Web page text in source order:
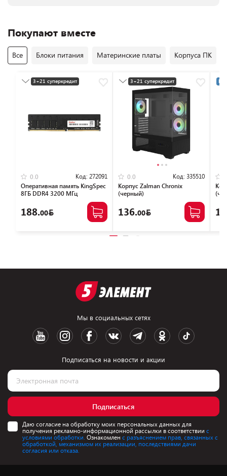
Покупают вместе
Все Блоки питания Материнские платы Корпуса ПК
3+21 суперкредит
0.0 Код: 272091
Оперативная память KingSpec
8ГБ DDR4 3200 МГц
188.00
3+21 суперкредит
Разумная цена
0.0 Код: 335510
Корпус Zalman Chronix
(черный)
136.00
Мы в социальных сетях
Подписаться на новости и акции
Подписаться
Даю согласие на обработку моих персональных данных для
получения рекламно-информационной рассылки в соответствии с
условиями обработки. Ознакомлен с разъяснением прав, связанных с
обработкой, механизмом их реализации, последствиями дачи
согласия или отказа.